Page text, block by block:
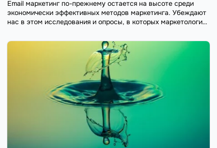
Email маркетинг по-прежнему остается на высоте среди
экономически эффективных методов маркетинга. Убеждают
нас в этом исследования и опросы, в которых маркетологи
данного канала: на каждый потраченный фунт на email ...